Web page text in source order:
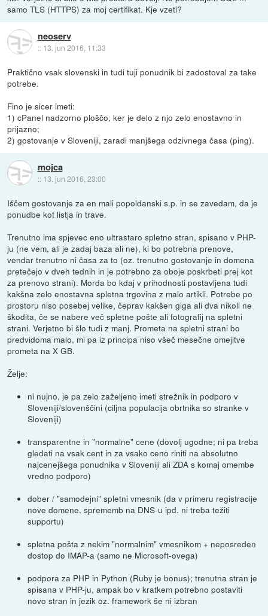
samo TLS (HTTPS) za moj certifikat. Kje vzeti?
neoserv
:: 13. jun 2016, 11:33
Praktično vsak slovenski in tudi tuji ponudnik bi zadostoval za take
potrebe.
Fino je sicer imeti:
1) cPanel nadzorno ploščo, ker je delo z njo zelo enostavno in
prijazno;
2) gostovanje v Sloveniji, zaradi manjšega odzivnega časa (ping).
mojca
:: 13. jun 2016, 23:00
Iščem gostovanje za en mali popoldanski s.p. in se zavedam, da je
ponudbe kot listja in trave.
Trenutno ima spjevec eno ultrastaro spletno stran, spisano v PHP-
ju (ne vem, ali je zadaj baza ali ne), ki bo potrebna prenove,
vendar trenutno ni časa za to (oz. trenutno gostovanje in domena
pretečejo v dveh tednih in je potrebno za oboje poskrbeti prej kot
za prenovo strani). Morda bo kdaj v prihodnosti postavljena tudi
kakšna zelo enostavna spletna trgovina z malo artikli. Potrebe po
prostoru niso posebej velike, čeprav kakšen giga ali dva nikoli ne
škodita, če se nabere več spletne pošte ali fotografij na spletni
strani. Verjetno bi šlo tudi z manj. Prometa na spletni strani bo
predvidoma malo, mi pa iz principa niso všeč mesečne omejitve
prometa na X GB.
Želje:
ni nujno, je pa zelo zaželjeno imeti strežnik in podporo v
Sloveniji/slovenščini (ciljna populacija obrtnika so stranke v
Sloveniji)
transparentne in "normalne" cene (dovolj ugodne; ni pa treba
gledati na vsak cent in za vsako ceno riniti na absolutno
najcenejšega ponudnika v Sloveniji ali ZDA s komaj omembe
vredno podporo)
dober / "samodejni" spletni vmesnik (da v primeru registracije
nove domene, sprememb na DNS-u ipd. ni treba težiti
supportu)
spletna pošta z nekim "normalnim" vmesnikom + neposreden
dostop do IMAP-a (samo ne Microsoft-ovega)
podpora za PHP in Python (Ruby je bonus); trenutna stran je
spisana v PHP-ju, ampak bo v kratkem potrebno postaviti
novo stran in jezik oz. framework še ni izbran